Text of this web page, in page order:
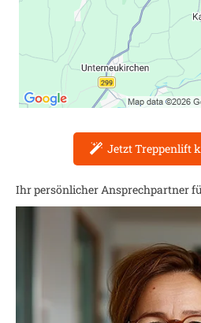
Jetzt Treppenlift
Ihr persönlicher Ansprechpartner